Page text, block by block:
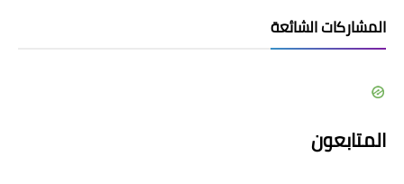
المشاركات الشائعة
المتابعون